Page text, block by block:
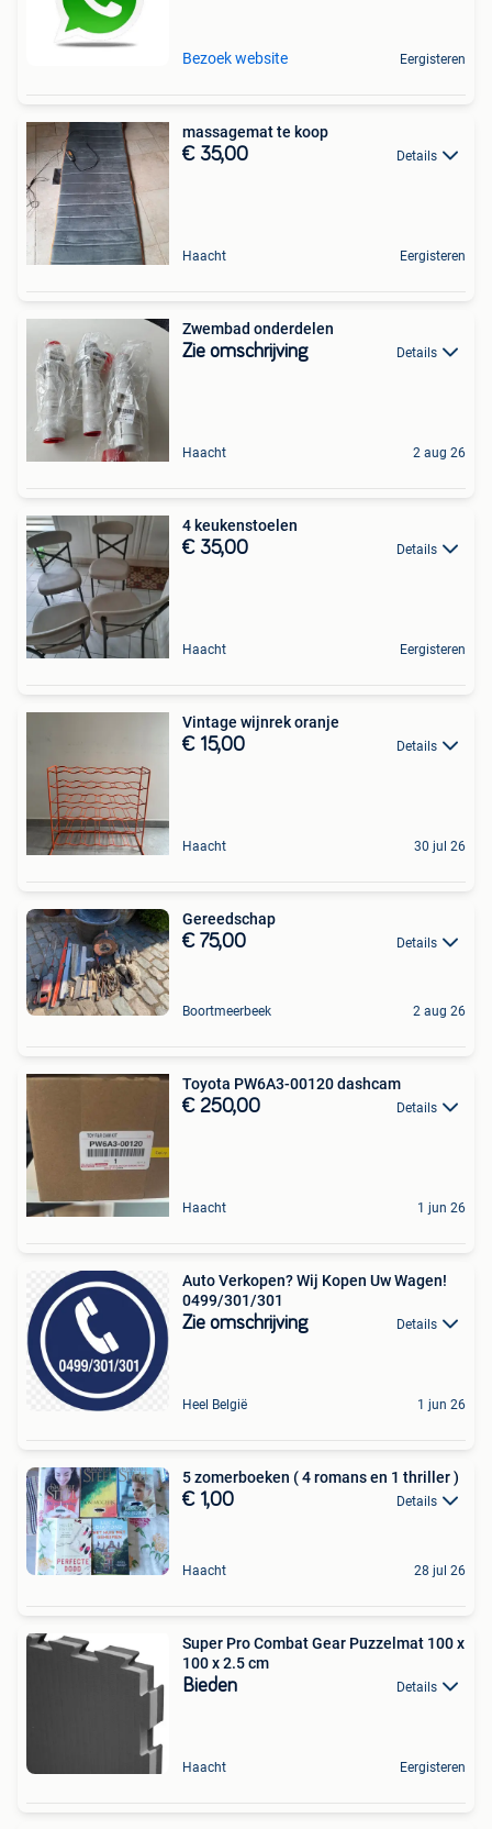
Bezoek website Eergisteren
massagemat te koop
€ 35,00 Details
Haacht Eergisteren
Zwembad onderdelen
Zie omschrijving Details
Haacht 2 aug 26
4 keukenstoelen
€ 35,00 Details
Haacht Eergisteren
Vintage wijnrek oranje
€ 15,00 Details
Haacht 30 jul 26
Gereedschap
€ 75,00 Details
Boortmeerbeek 2 aug 26
Toyota PW6A3-00120 dashcam
€ 250,00 Details
Haacht 1 jun 26
Auto Verkopen? Wij Kopen Uw Wagen!
0499/301/301
Zie omschrijving Details
Heel België 1 jun 26
5 zomerboeken ( 4 romans en 1 thriller )
€ 1,00 Details
Haacht 28 jul 26
Super Pro Combat Gear Puzzelmat 100 x
100 x 2.5 cm
Bieden Details
Haacht Eergisteren